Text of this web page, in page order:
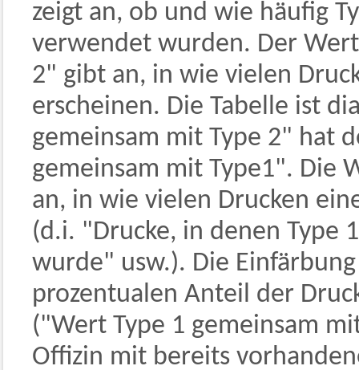
zeigt an, ob und wie häufig
verwendet wurden. Der
2" gibt an, in wie vielen
erscheinen. Die Tabelle ist
gemeinsam mit Type 2" hat
gemeinsam mit Type1". Die
an, in wie vielen Drucken
(d.i. "Drucke, in denen Type
wurde" usw.). Die
prozentualen Anteil der
("Wert Type 1 gemeinsam
Offizin mit bereits